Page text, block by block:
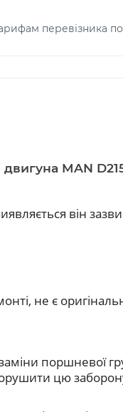
перевізника по
MAN
він
не є
поршневої
цю